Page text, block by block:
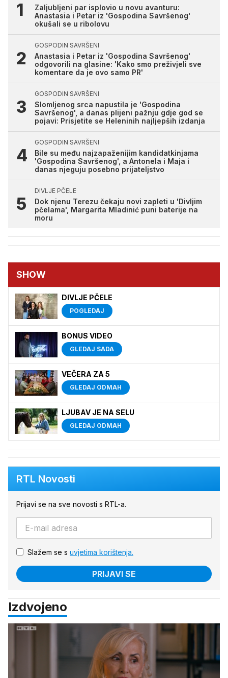
Zaljubljeni par isplovio u novu avanturu:
Anastasia i Petar iz 'Gospodina Savršenog'
okušali se u ribolovu
GOSPODIN SAVRŠENI
Anastasia i Petar iz 'Gospodina Savršenog'
odgovorili na glasine: 'Kako smo preživjeli sve
komentare da je ovo samo PR'
GOSPODIN SAVRŠENI
Slomljenog srca napustila je 'Gospodina
Savršenog', a danas plijeni pažnju gdje god se
pojavi: Prisjetite se Heleninih najljepših izdanja
GOSPODIN SAVRŠENI
Bile su među najzapaženijim kandidatkinjama
'Gospodina Savršenog', a Antonela i Maja i
danas njeguju posebno prijateljstvo
DIVLJE PČELE
Dok njenu Terezu čekaju novi zapleti u 'Divljim
pčelama', Margarita Mladinić puni baterije na
moru
SHOW
DIVLJE PČELE
POGLEDAJ
BONUS VIDEO
GLEDAJ SADA
VEČERA ZA 5
GLEDAJ ODMAH
LJUBAV JE NA SELU
GLEDAJ ODMAH
RTL Novosti
Prijavi se na sve novosti s RTL-a.
Slažem se s uvjetima korištenja.
PRIJAVI SE
Izdvojeno